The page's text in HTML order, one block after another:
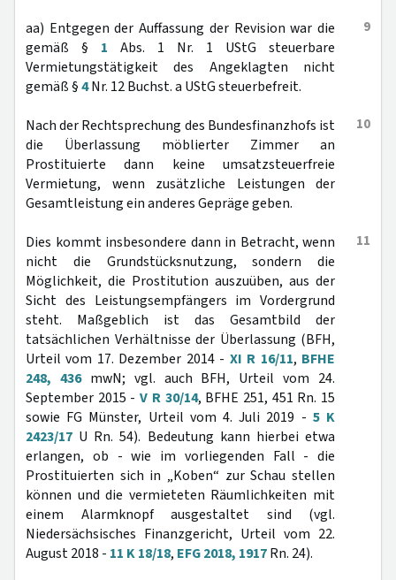
9
aa) Entgegen der Auffassung der Revision war die
gemäß § 1 Abs. 1 Nr. 1 UStG steuerbare
Vermietungstätigkeit des Angeklagten nicht
gemäß §4Nr. 12 Buchst. a UStG steuerbefreit.
10
Nach der Rechtsprechung des Bundesfinanzhofs ist
die Überlassung möblierter Zimmer an
Prostituierte dann keine umsatzsteuerfreie
Vermietung, wenn zusätzliche Leistungen der
Gesamtleistung ein anderes Gepräge geben.
11
Dies kommt insbesondere dann in Betracht, wenn
nicht die Grundstücksnutzung, sondern die
Möglichkeit, die Prostitution auszuüben, aus der
Sicht des Leistungsempfängers im Vordergrund
steht. Maßgeblich ist das Gesamtbild der
tatsächlichen Verhältnisse der Überlassung (BFH,
Urteil vom 17. Dezember 2014 - XI R 16/11, BFHE
248, 436mwN; vgl. auch BFH, Urteil vom 24.
September 2015 -V R 30/14, BFHE 251, 451 Rn. 15
sowie FG Münster, Urteil vom 4. Juli 2019 - 5 K
2423/17 U Rn. 54). Bedeutung kann hierbei etwa
erlangen, ob - wie im vorliegenden Fall - die
Prostituierten sich in „Koben“ zur Schau stellen
können und die vermieteten Räumlichkeiten mit
einem Alarmknopf ausgestaltet sind (vgl.
Niedersächsisches Finanzgericht, Urteil vom 22.
August 2018 - 11 K 18/18, EFG 2018, 1917Rn. 24).